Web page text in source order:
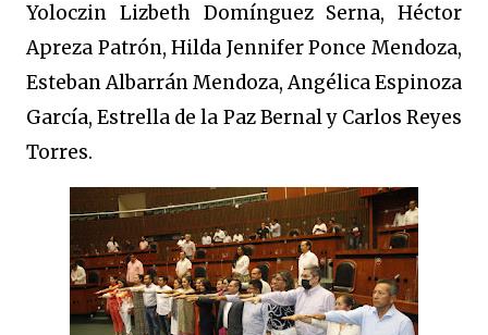
Yoloczin Lizbeth Domínguez Serna, Héctor
Apreza Patrón, Hilda Jennifer Ponce Mendoza,
Esteban Albarrán Mendoza, Angélica Espinoza
García, Estrella de la Paz Bernal y Carlos Reyes
Torres.